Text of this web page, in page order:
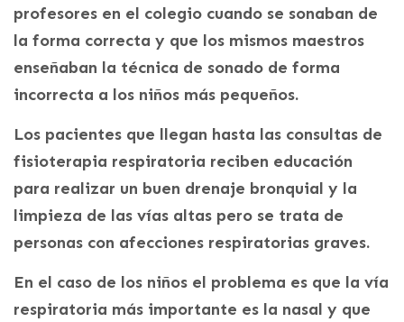
profesores en el colegio cuando se sonaban de
la forma correcta y que los mismos maestros
enseñaban la técnica de sonado de forma
incorrecta a los niños más pequeños.
Los pacientes que llegan hasta las consultas de
fisioterapia respiratoria reciben educación
para realizar un buen drenaje bronquial y la
limpieza de las vías altas pero se trata de
personas con afecciones respiratorias graves.
En el caso de los niños el problema es que la vía
respiratoria más importante es la nasal y que